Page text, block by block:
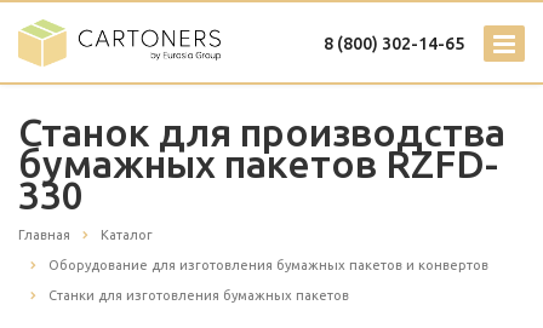
8 (800) 302-14-65
Станок для производства
бумажных пакетов RZFD-
330
Главная Каталог
Оборудование для изготовления бумажных пакетов и конвертов
Станки для изготовления бумажных пакетов